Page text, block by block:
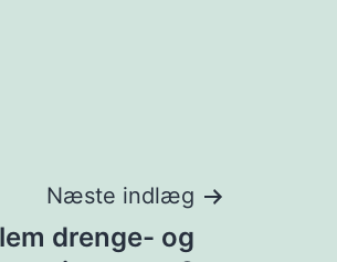
Næste indlæg
drenge- og